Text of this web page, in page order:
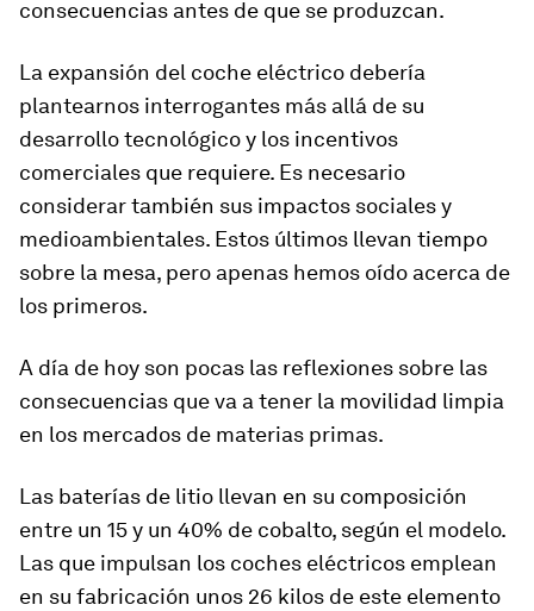
consecuencias antes de que se produzcan.
La expansión del coche eléctrico debería
plantearnos interrogantes más allá de su
desarrollo tecnológico y los incentivos
comerciales que requiere. Es necesario
considerar también sus impactos sociales y
medioambientales. Estos últimos llevan tiempo
sobre la mesa, pero apenas hemos oído acerca de
los primeros.
A día de hoy son pocas las reflexiones sobre las
consecuencias que va a tener la movilidad limpia
en los mercados de materias primas.
Las baterías de litio llevan en su composición
entre un 15 y un 40% de cobalto, según el modelo.
Las que impulsan los coches eléctricos emplean
en su fabricación unos 26 kilos de este elemento